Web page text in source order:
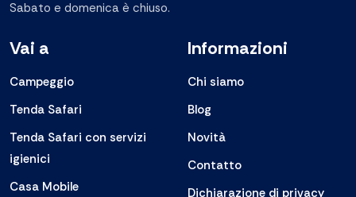
Sabato e domenica è chiuso.
Vai a
Campeggio
Tenda Safari
Tenda Safari con servizi
igienici
Casa Mobile
Informazioni
Chi siamo
Blog
Novità
Contatto
Dichiarazione di privacy